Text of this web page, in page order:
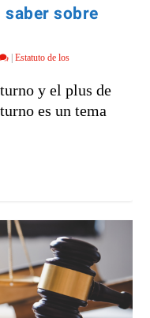
sobre
|Estatuto de los
y el plus de
es un tema